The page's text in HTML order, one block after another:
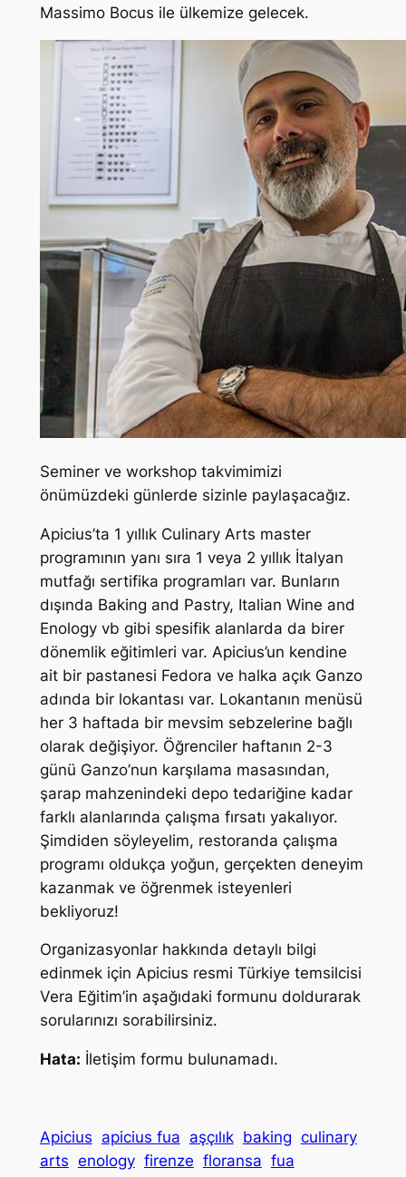
Massimo Bocus ile ülkemize gelecek.
Seminer ve workshop takvimimizi
önümüzdeki günlerde sizinle paylaşacağız.
Apicius’ta 1 yıllık Culinary Arts master
programının yanı sıra 1 veya 2 yıllık İtalyan
mutfağı sertifika programları var. Bunların
dışında Baking and Pastry, Italian Wine and
Enology vb gibi spesifik alanlarda da birer
dönemlik eğitimleri var. Apicius’un kendine
ait bir pastanesi Fedora ve halka açık Ganzo
adında bir lokantası var. Lokantanın menüsü
her 3 haftada bir mevsim sebzelerine bağlı
olarak değişiyor. Öğrenciler haftanın 2-3
günü Ganzo’nun karşılama masasından,
şarap mahzenindeki depo tedariğine kadar
farklı alanlarında çalışma fırsatı yakalıyor.
Şimdiden söyleyelim, restoranda çalışma
programı oldukça yoğun, gerçekten deneyim
kazanmak ve öğrenmek isteyenleri
bekliyoruz!
Organizasyonlar hakkında detaylı bilgi
edinmek için Apicius resmi Türkiye temsilcisi
Vera Eğitim’in aşağıdaki formunu doldurarak
sorularınızı sorabilirsiniz.
Hata: İletişim formu bulunamadı.
Apicius apicius fua aşçılık baking culinary
arts enology firenze floransa fua